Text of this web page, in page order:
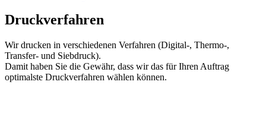
Druckverfahren
Wir drucken in verschiedenen Verfahren (Digital-, Thermo-,
Transfer- und Siebdruck).
Damit haben Sie die Gewähr, dass wir das für Ihren Auftrag
optimalste Druckverfahren wählen können.